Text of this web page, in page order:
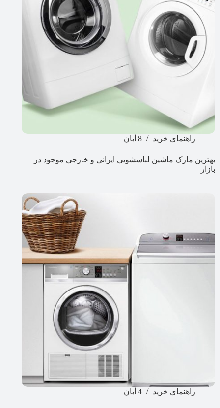
راهنمای خرید 8 آبان
بهترین مارک ماشین لباسشویی ایرانی و خارجی موجود در
بازار
راهنمای خرید 4 آبان